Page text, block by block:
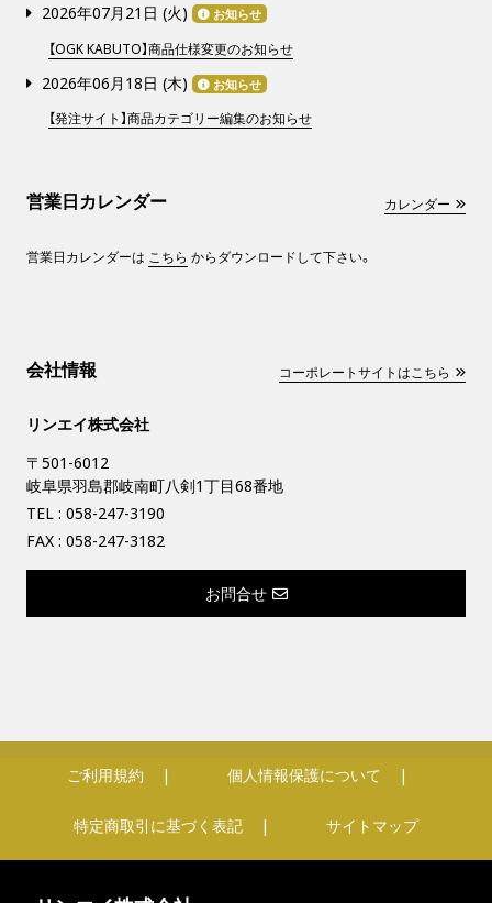
2026年07月21日 (火) お知らせ
【OGK KABUTO】商品仕様変更のお知らせ
2026年06月18日 (木) お知らせ
【発注サイト】商品カテゴリー編集のお知らせ
営業日カレンダー カレンダー
営業日カレンダーは こちら からダウンロードして下さい。
会社情報 コーポレートサイトはこちら
リンエイ株式会社
〒501-6012
岐阜県羽島郡岐南町八剣1丁目68番地
TEL : 058-247-3190
FAX : 058-247-3182
お問合せ
ご利用規約 個人情報保護について
特定商取引に基づく表記 サイトマップ